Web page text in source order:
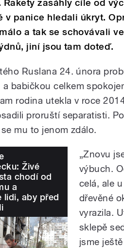
Rakety zasáhly cíle od
v panice hledali úkryt.
a tak se schovávali
jiní jsou tam doteď.
Ruslana 24. února
a babičkou celkem
rodina utekla v roce
proruští separatisti.
mu to jenom zdálo.
Živé
chodí od
a
lidi, aby před
„Znovu
výbuch.
celá, ale
dřevěné
vyrazila.
sklepě
jsme